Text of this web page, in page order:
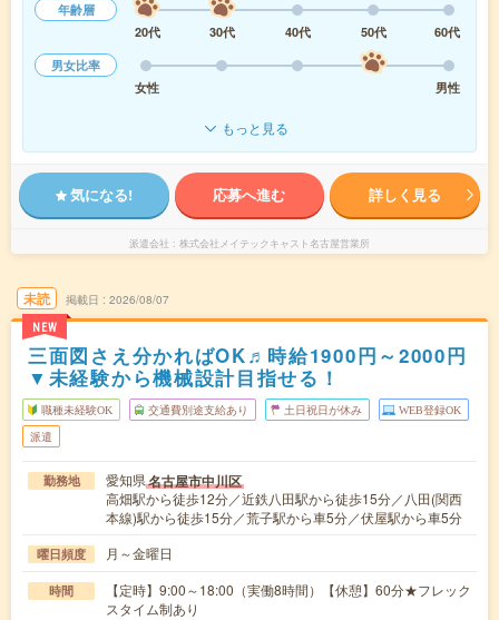
年齢層
20代
30代 40代 50代
60代
男女比率
女性
男性
もっと見る
気になる! 応募へ進む 詳しく見る
派遣会社 株式会社メイテックキャスト名古屋営業所
未読
NEW
掲載日 2026/08/07
三面図さえ分かればOK♬時給1900円～2000円
▼未経験から機械設計目指せる！
職種未経験OK 交通費別途支給あり 土日祝日が休み WEB登録OK
派遣
勤務地 愛知県名古屋市中川区
高畑駅から徒歩12分／近鉄八田駅から徒歩15分／八田(関西
本線)駅から徒歩15分／荒子駅から車5分／伏屋駅から車5分
曜日頻度 月～金曜日
時間
【定時】9:00～18:00（実働8時間）【休憩】60分★フレック
スタイム制あり